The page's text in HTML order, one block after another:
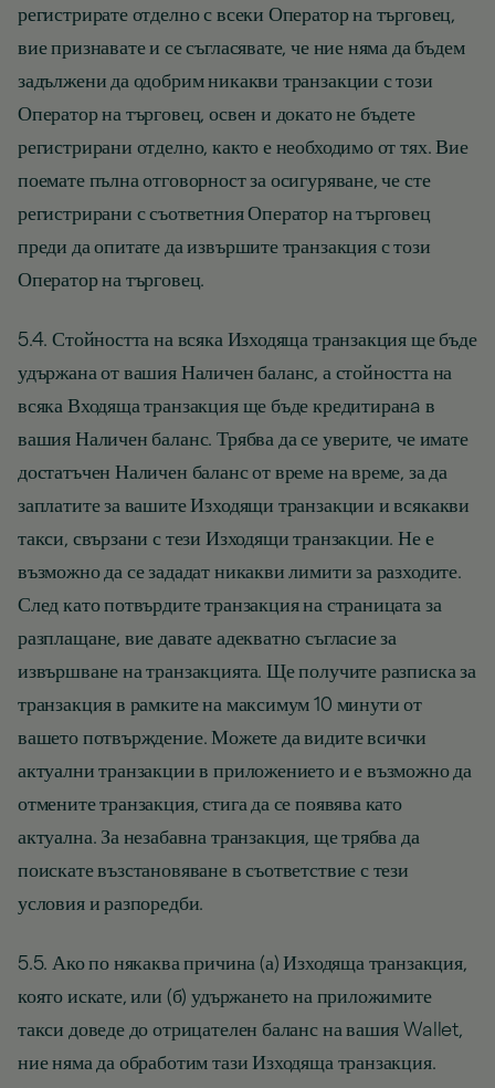
регистрирате отделно с всеки Оператор на търговец,
вие признавате и се съгласявате, че ние няма да бъдем
задължени да одобрим никакви транзакции с този
Оператор на търговец, освен и докато не бъдете
регистрирани отделно, както е необходимо от тях. Вие
поемате пълна отговорност за осигуряване, че сте
регистрирани с съответния Оператор на търговец
преди да опитате да извършите транзакция с този
Оператор на търговец.
5.4. Стойността на всяка Изходяща транзакция ще бъде
удържана от вашия Наличен баланс, а стойността на
всяка Входяща транзакция ще бъде кредитиранa в
вашия Наличен баланс. Трябва да се уверите, че имате
достатъчен Наличен баланс от време на време, за да
заплатите за вашите Изходящи транзакции и всякакви
такси, свързани с тези Изходящи транзакции. Не е
възможно да се зададат никакви лимити за разходите.
След като потвърдите транзакция на страницата за
разплащане, вие давате адекватно съгласие за
извършване на транзакцията. Ще получите разписка за
транзакция в рамките на максимум 10 минути от
вашето потвърждение. Можете да видите всички
актуални транзакции в приложението и е възможно да
отмените транзакция, стига да се появява като
актуална. За незабавна транзакция, ще трябва да
поискате възстановяване в съответствие с тези
условия и разпоредби.
5.5. Ако по някаква причина (а) Изходяща транзакция,
която искате, или (б) удържането на приложимите
такси доведе до отрицателен баланс на вашия Wallet,
ние няма да обработим тази Изходяща транзакция.